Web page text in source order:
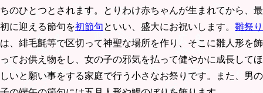
ちのひとつとされます。とりわけ赤ちゃんが生まれてから、最
初に迎える節句を初節句といい、盛大にお祝いします。 雛祭り
は、緋毛氈等で区切って神聖な場所を作り、そこに雛人形を飾
ってお供え物をし、女の子の邪気を払って健やかに成長してほ
しいと願い事をする家庭で行う小さなお祭りです。また、男の